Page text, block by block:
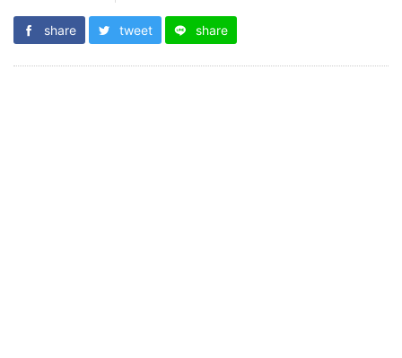
share tweet share